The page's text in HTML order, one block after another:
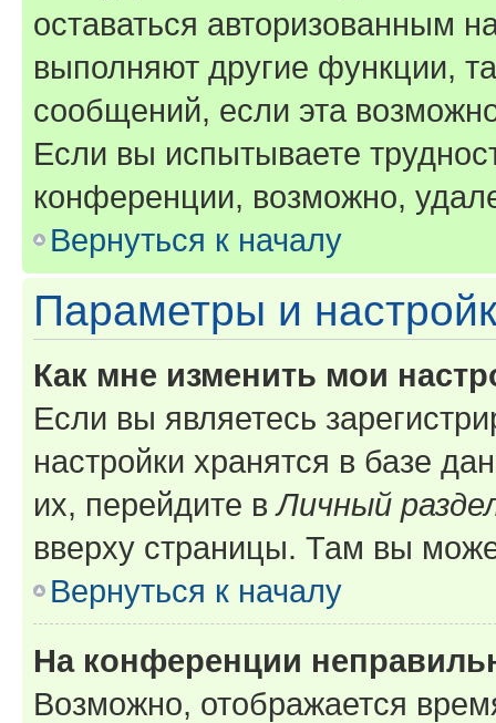
оставаться авторизованным
выполняют другие функции,
сообщений, если эта
Если вы испытываете
конференции, возможно,
Вернуться к началу
Параметры и
Как мне изменить мои
Если вы являетесь
настройки хранятся в базе
их, перейдите вЛичный
вверху страницы. Там вы
Вернуться к началу
На конференции
Возможно, отображается